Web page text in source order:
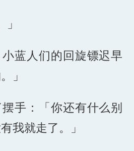
小蓝人们的回旋镖迟早
」
手：「你还有什么别
我就走了。」